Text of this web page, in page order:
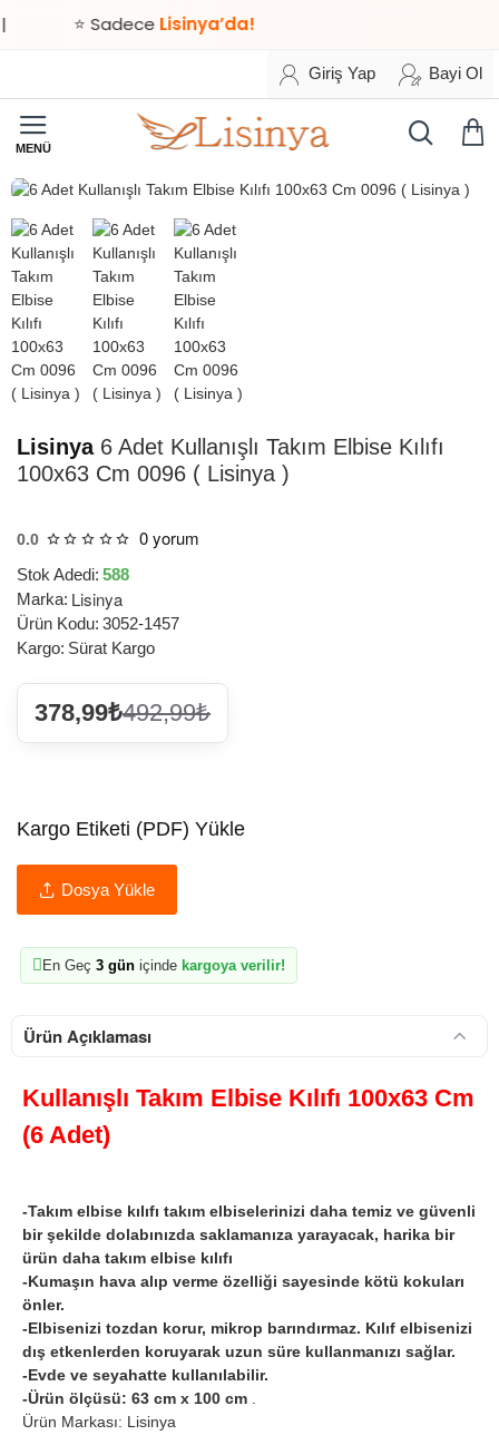
⭐ SadeceLisinya’da!
Giriş Yap Bayi Ol
TESLİMAT
Lisinya6 Adet Kullanışlı Takım Elbise Kılıfı
100x63 Cm 0096 ( Lisinya )
0.0 0 yorum
Stok Adedi: 588
Marka: Lisinya
Ürün Kodu: 3052-1457
Kargo: Sürat Kargo
378,99₺492,99₺
Kargo Etiketi (PDF) Yükle
Dosya Yükle
En Geç 3 gün içinde kargoya verilir!
Ürün Açıklaması
Kullanışlı Takım Elbise Kılıfı 100x63 Cm
(6 Adet)
-Takım elbise kılıfı takım elbiselerinizi daha temiz ve güvenli
bir şekilde dolabınızda saklamanıza yarayacak, harika bir
ürün daha takım elbise kılıfı
-Kumaşın hava alıp verme özelliği sayesinde kötü kokuları
önler.
-Elbisenizi tozdan korur, mikrop barındırmaz. Kılıf elbisenizi
dış etkenlerden koruyarak uzun süre kullanmanızı sağlar.
-Evde ve seyahatte kullanılabilir.
-Ürün ölçüsü: 63 cm x 100 cm
Ürün Markası: Lisinya